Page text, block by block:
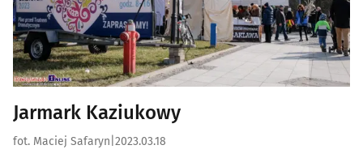
Jarmark Kaziukowy
fot. Maciej Safaryn 2023.03.18